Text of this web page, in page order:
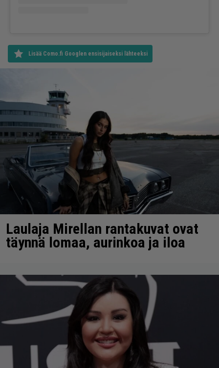
Lisää Como.fi Googlen ensisijaiseksi lähteeksi
Laulaja Mirellan rantakuvat ovat
täynnä lomaa, aurinkoa ja iloa